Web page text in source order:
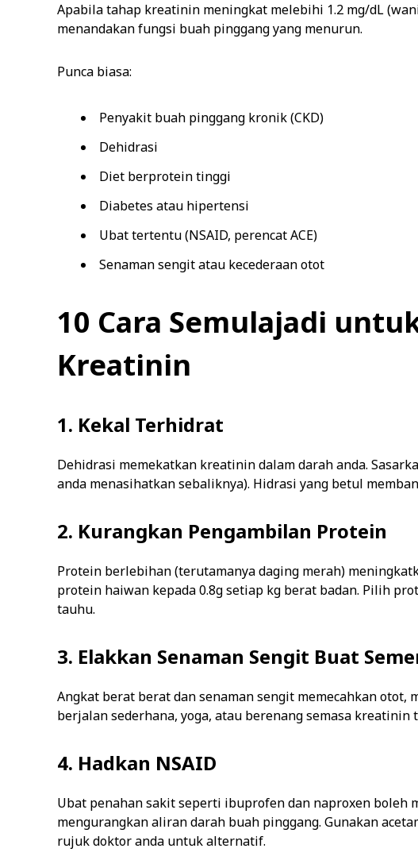
Apabila tahap kreatinin meningkat melebihi 1.2 mg/dL
menandakan fungsi buah pinggang yang menurun.
Punca biasa:
Penyakit buah pinggang kronik (CKD)
Dehidrasi
Diet berprotein tinggi
Diabetes atau hipertensi
Ubat tertentu (NSAID, perencat ACE)
Senaman sengit atau kecederaan otot
10 Cara Semulajadi
Kreatinin
1. Kekal Terhidrat
Dehidrasi memekatkan kreatinin dalam darah anda.
anda menasihatkan sebaliknya). Hidrasi yang betul
2. Kurangkan Pengambilan Protein
Protein berlebihan (terutamanya daging merah)
protein haiwan kepada 0.8g setiap kg berat badan. Pilih
tauhu.
3. Elakkan Senaman Sengit Buat
Angkat berat berat dan senaman sengit memecahkan otot,
berjalan sederhana, yoga, atau berenang semasa kreatinin
4. Hadkan NSAID
Ubat penahan sakit seperti ibuprofen dan naproxen boleh
mengurangkan aliran darah buah pinggang. Gunakan
rujuk doktor anda untuk alternatif.